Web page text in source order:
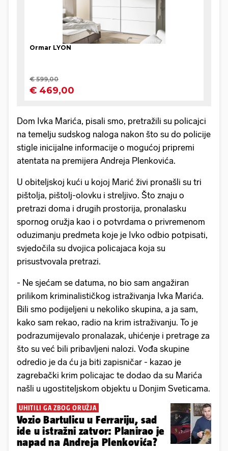
Dom Ivka Marića, pisali smo, pretražili su policajci
na temelju sudskog naloga nakon što su do policije
stigle inicijalne informacije o mogućoj pripremi
atentata na premijera Andreja Plenkovića.
U obiteljskoj kući u kojoj Marić živi pronašli su tri
pištolja, pištolj-olovku i streljivo. Što znaju o
pretrazi doma i drugih prostorija, pronalasku
spornog oružja kao i o potvrdama o privremenom
oduzimanju predmeta koje je Ivko odbio potpisati,
svjedočila su dvojica policajaca koja su
prisustvovala pretrazi.
- Ne sjećam se datuma, no bio sam angažiran
prilikom kriminalističkog istraživanja Ivka Marića.
Bili smo podijeljeni u nekoliko skupina, a ja sam,
kako sam rekao, radio na krim istraživanju. To je
podrazumijevalo pronalazak, uhićenje i pretrage za
što su već bili pribavljeni nalozi. Vođa skupine
odredio je da ću ja biti zapisničar - kazao je
zagrebački krim policajac te dodao da su Marića
našli u ugostiteljskom objektu u Donjim Sveticama.
UHITILI GA ZBOG ORUŽJA
Vozio Bartulicu u Ferrariju, sad
ide u istražni zatvor: Planirao je
napad na Andreja Plenkovića?